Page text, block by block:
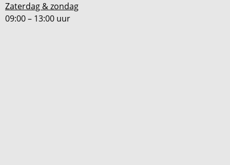
Zaterdag & zondag
09:00 – 13:00 uur